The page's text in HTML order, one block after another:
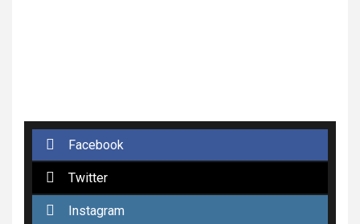
Facebook
Twitter
Instagram